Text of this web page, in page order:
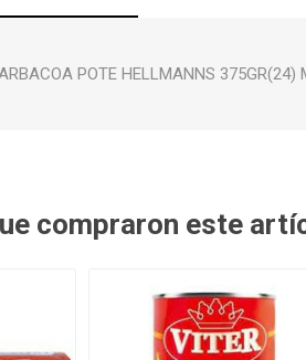
POTE HELLMANNS
compraron este